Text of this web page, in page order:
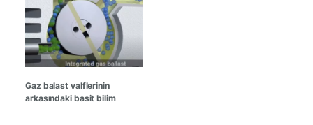
Gaz balast valflerinin
arkasındaki basit bilim